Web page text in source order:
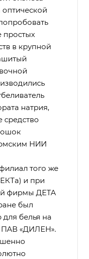
простых
в крупной
натрия,
НИИ
того же
и при
фирмы ДЕТА
был
белья на
ПАВ «ДИЛЕН».